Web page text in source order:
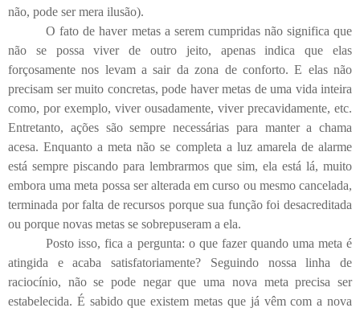
não, pode ser mera ilusão).
O fato de haver metas a serem cumpridas não significa que
não se possa viver de outro jeito, apenas indica que elas
forçosamente nos levam a sair da zona de conforto. E elas não
precisam ser muito concretas, pode haver metas de uma vida inteira
como, por exemplo, viver ousadamente, viver precavidamente, etc.
Entretanto, ações são sempre necessárias para manter a chama
acesa. Enquanto a meta não se completa a luz amarela de alarme
está sempre piscando para lembrarmos que sim, ela está lá, muito
embora uma meta possa ser alterada em curso ou mesmo cancelada,
terminada por falta de recursos porque sua função foi desacreditada
ou porque novas metas se sobrepuseram a ela.
Posto isso, fica a pergunta: o que fazer quando uma meta é
atingida e acaba satisfatoriamente? Seguindo nossa linha de
raciocínio, não se pode negar que uma nova meta precisa ser
estabelecida. É sabido que existem metas que já vêm com a nova